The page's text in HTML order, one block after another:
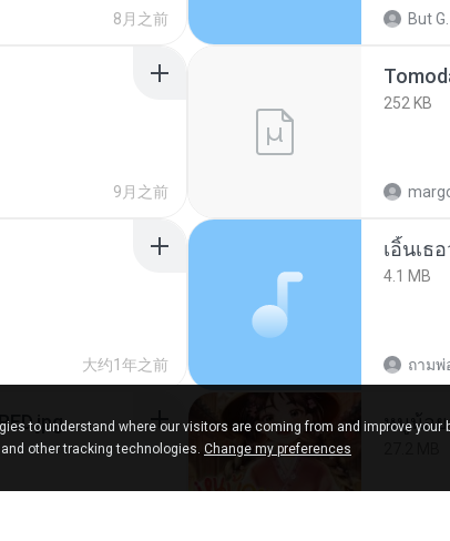
8月之前 But G.
9月之前
252 KB
大约1年之前
เอิ้นเธ
4.1 MB
to understand where our visitors are coming from and improve your
other tracking technologies. Change my preferences